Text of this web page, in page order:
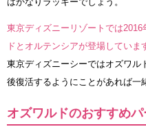
東京ディズニーリゾートでは
ドとオルテンシアが登場していま
東京ディズニーシーではオズワル
後復活するようにことがあれば一
オズワルドのおすすめ